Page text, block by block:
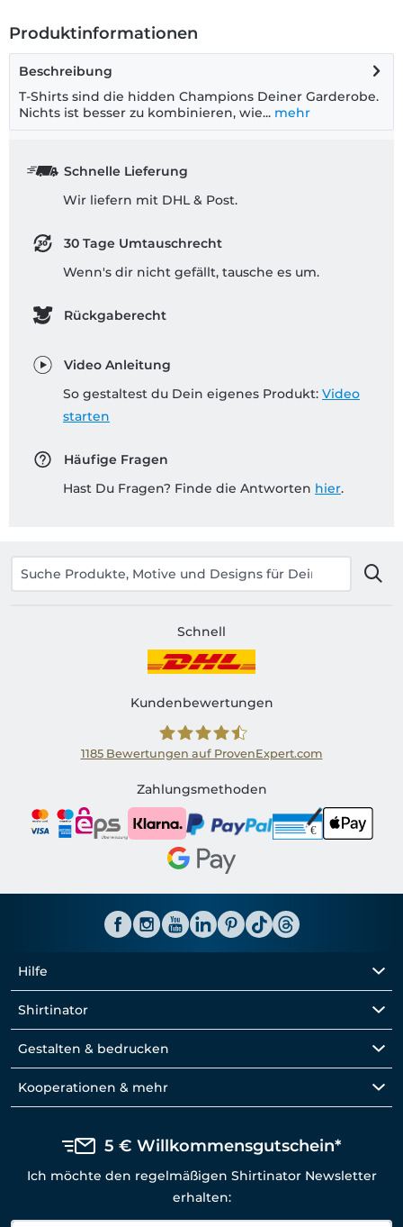
Produktinformationen
Beschreibung
T-Shirts sind die hidden Champions Deiner Garderobe.
Nichts ist besser zu kombinieren, wie... mehr
Schnelle Lieferung
Wir liefern mit DHL & Post.
30 Tage Umtauschrecht
Wenn's dir nicht gefällt, tausche es um.
Rückgaberecht
Video Anleitung
So gestaltest du Dein eigenes Produkt: Video
starten
Häufige Fragen
Hast Du Fragen? Finde die Antworten hier.
Schnell
Kundenbewertungen
Shirtinator AT
1185Bewertungen auf ProvenExpert.com
Zahlungsmethoden
Hilfe
Shirtinator
Gestalten & bedrucken
Kooperationen & mehr
5 € Willkommensgutschein*
Ich möchte den regelmäßigen Shirtinator Newsletter
erhalten: